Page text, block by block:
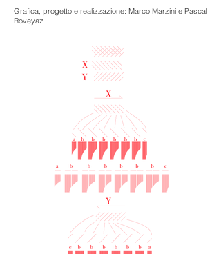
Grafica, progetto e realizzazione: Marco Marzini e Pascal
Roveyaz